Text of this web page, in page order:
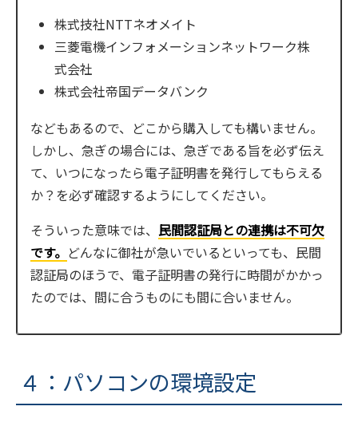
株式技社NTTネオメイト
三菱電機インフォメーションネットワーク株
式会社
株式会社帝国データバンク
などもあるので、どこから購入しても構いません。
しかし、急ぎの場合には、急ぎである旨を必ず伝え
て、いつになったら電子証明書を発行してもらえる
か？を必ず確認するようにしてください。
そういった意味では、 民間認証局との連携は不可欠
です。 どんなに御社が急いでいるといっても、民間
認証局のほうで、電子証明書の発行に時間がかかっ
たのでは、間に合うものにも間に合いません。
４：パソコンの環境設定